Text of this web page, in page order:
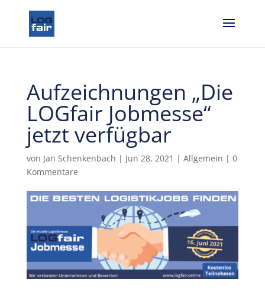
Aufzeichnungen „Die
LOGfair Jobmesse“
jetzt verfügbar
von Jan Schenkenbach | Jun 28, 2021 | Allgemein | 0
Kommentare